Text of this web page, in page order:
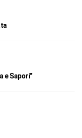
e Sapori”